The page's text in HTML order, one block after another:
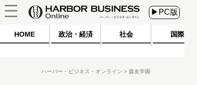
▶PC版
HOME 政治・経済 社会 国際
ハーバー・ビジネス・オンライン 森友学園